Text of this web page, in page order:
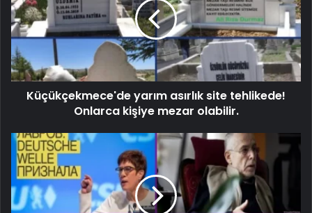
Küçükçekmece'de yarım asırlık site tehlikede!
Onlarca kişiye mezar olabilir.